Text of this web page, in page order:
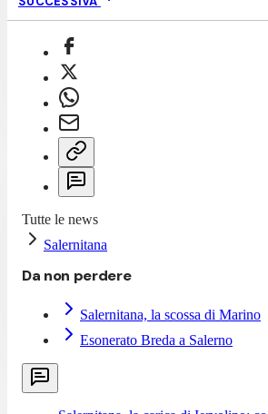
Tutte le news
Salernitana
Da non perdere
Salernitana, la scossa di Marino
Esonerato Breda a Salerno